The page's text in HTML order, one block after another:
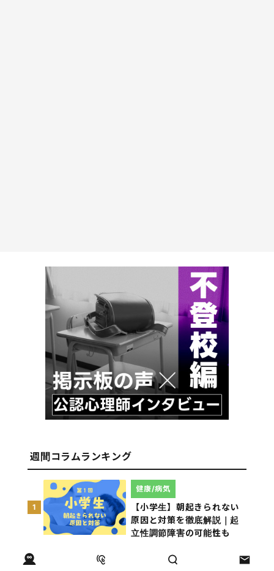
週間コラムランキング
1
【小学生】朝起きられない
原因と対策を徹底解説｜起
立性調節障害の可能性も
健康/病気